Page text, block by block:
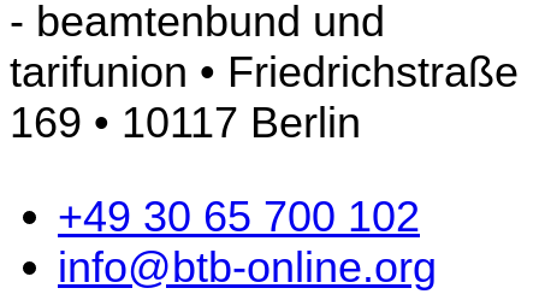
- beamtenbund und
tarifunion • Friedrichstraße
169 • 10117 Berlin
+49 30 65 700 102
info@btb-online.org